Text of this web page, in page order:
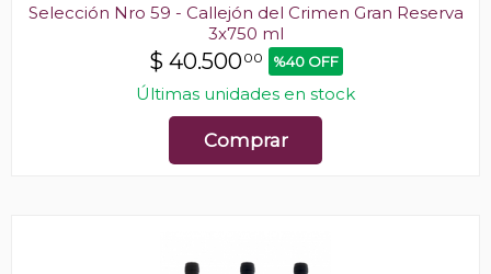
Selección Nro 59 - Callejón del Crimen Gran Reserva
3x750 ml
$ 40.50000 %40 OFF
Últimas unidades en stock
Comprar